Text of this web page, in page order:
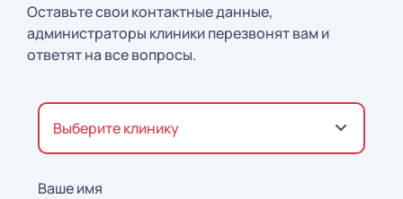
Оставьте свои контактные данные,
администраторы клиники перезвонят вам и
ответят на все вопросы.
Выберите клинику
Ваше имя